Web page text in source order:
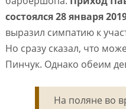
состоялся 28 января
выразил симпатию к
Но сразу сказал, что
Пинчук. Однако обеим
На поляне во